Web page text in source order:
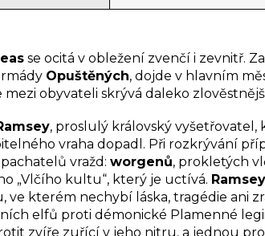
se ocitá v obležení zvenčí i zevnitř.
Opuštěných, dojde v hlavním
mezi obyvateli skrývá daleko
, proslulý královský vyšetřovatel,
vraha dopadl. Při rozkrývání
vražd: worgenů, prokletých
„Vlčího kultu“, který je uctívá. Ramsey
ve kterém nechybí láska, tragédie ani
elfů proti démonické Plamenné
zvíře zuřící v jeho nitru, a jednou